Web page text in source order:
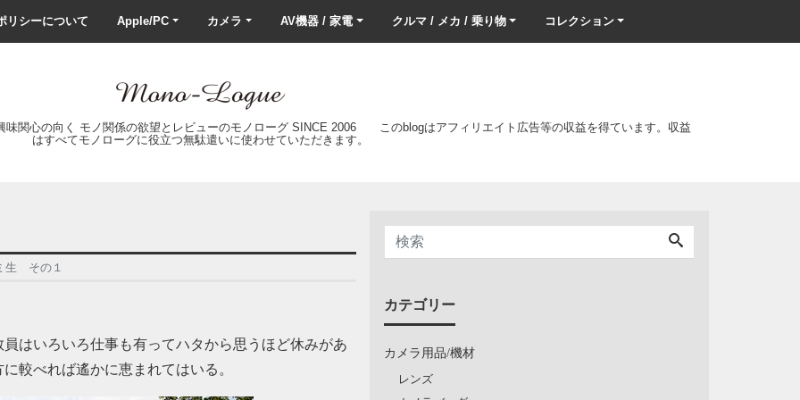
リシーについて Apple/PC カメラ AV機器 / 家電 クルマ / メカ / 乗り物 コレクション
味関心の向く モノ関係の欲望とレビューのモノローグ SINCE 2006 このblogはアフィリエイト広告等の収益を得ています。収益
はすべてモノローグに役立つ無駄遣いに使わせていただきます。
生 その１
はいろいろ仕事も有ってハタから思うほど休みがあ
較べれば遙かに恵まれてはいる。
カテゴリー
カメラ用品/機材
レンズ